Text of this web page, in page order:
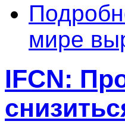
мире
IFCN: